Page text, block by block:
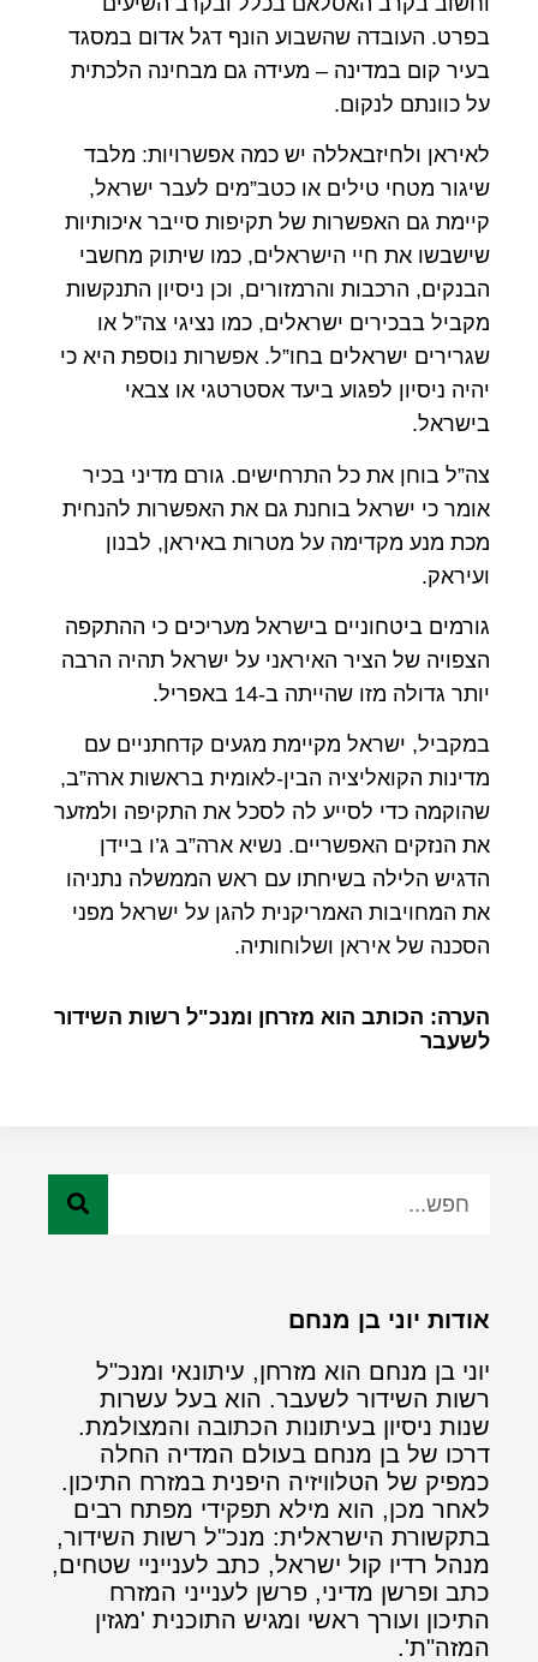
בפרט. העובדה שהשבוע הונף דגל אדום במסגד
בעיר קום במדינה – מעידה גם מבחינה הלכתית
על כוונתם לנקום.
לאיראן ולחיזבאללה יש כמה אפשרויות: מלבד
שיגור מטחי טילים או כטב”מים לעבר ישראל,
קיימת גם האפשרות של תקיפות סייבר איכותיות
שישבשו את חיי הישראלים, כמו שיתוק מחשבי
הבנקים, הרכבות והרמזורים, וכן ניסיון התנקשות
מקביל בבכירים ישראלים, כמו נציגי צה”ל או
שגרירים ישראלים בחו”ל. אפשרות נוספת היא כי
יהיה ניסיון לפגוע ביעד אסטרטגי או צבאי
בישראל.
צה”ל בוחן את כל התרחישים. גורם מדיני בכיר
אומר כי ישראל בוחנת גם את האפשרות להנחית
מכת מנע מקדימה על מטרות באיראן, לבנון
ועיראק.
גורמים ביטחוניים בישראל מעריכים כי ההתקפה
הצפויה של הציר האיראני על ישראל תהיה הרבה
יותר גדולה מזו שהייתה ב-14 באפריל.
במקביל, ישראל מקיימת מגעים קדחתניים עם
מדינות הקואליציה הבין-לאומית בראשות ארה”ב,
שהוקמה כדי לסייע לה לסכל את התקיפה ולמזער
את הנזקים האפשריים. נשיא ארה”ב ג’ו ביידן
הדגיש הלילה בשיחתו עם ראש הממשלה נתניהו
את המחויבות האמריקנית להגן על ישראל מפני
הסכנה של איראן ושלוחותיה.
הערה: הכותב הוא מזרחן ומנכ"ל רשות השידור
לשעבר
אודות יוני בן מנחם
יוני בן מנחם הוא מזרחן, עיתונאי ומנכ"ל
רשות השידור לשעבר. הוא בעל עשרות
שנות ניסיון בעיתונות הכתובה והמצולמת.
דרכו של בן מנחם בעולם המדיה החלה
כמפיק של הטלוויזיה היפנית במזרח התיכון.
לאחר מכן, הוא מילא תפקידי מפתח רבים
בתקשורת הישראלית: מנכ"ל רשות השידור,
מנהל רדיו קול ישראל, כתב לענייניי שטחים,
כתב ופרשן מדיני, פרשן לענייני המזרח
התיכון ועורך ראשי ומגיש התוכנית 'מגזין
המזה"ת'.